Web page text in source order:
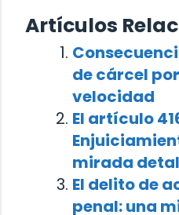
Artículos
de cárcel
velocidad
El artículo
mirada
El delito de
penal: una